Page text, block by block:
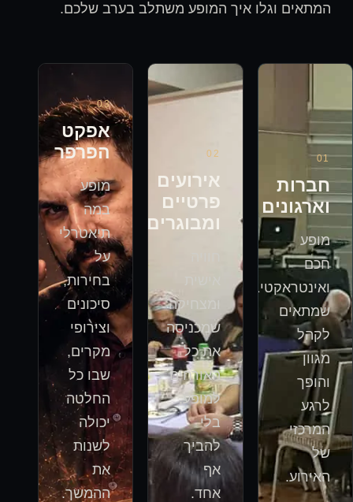
המתאים וגלו איך המופע משתלב בערב שלכם.
01
חברות
וארגונים
מופע
חכם
ואינטראקטיבי
שמתאים
לקהל
מגוון
והופך
לרגע
המרכזי
של
האירוע.
0 2
אירועים
פרטיים
ומבוגרים
ומצחיקה
שמכניסה
את כל
האורחים
למופע,
בלי
להביך
אף
אחד.
03
אפקט
הפרפר
מופע
במה
תיאטרלי
על
בחירות,
סיכונים
וצירופי
מקרים,
שבו כל
החלטה
יכולה
לשנות
את
ההמשך.